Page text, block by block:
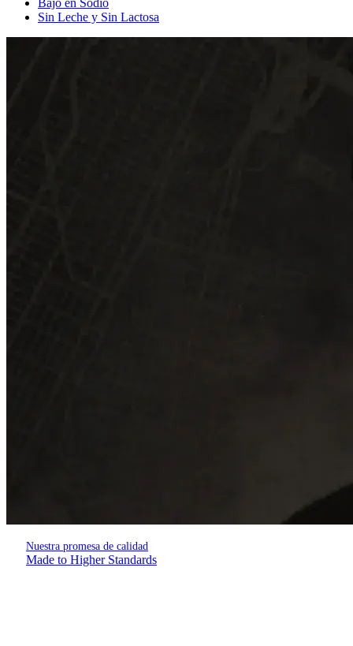
Sin Leche y Sin Lactosa
Nuestra promesa de calidad
Made to Higher Standards